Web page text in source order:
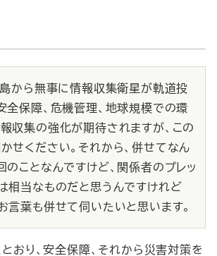
島から無事に情報収集衛星が軌道投
全保障、危機管理、地球規模での環
収集の強化が期待されますが、この
せください。それから、併せてなん
のことなんですけど、関係者のプレッ
相当なものだと思うんですけれど
言葉も併せて伺いたいと思います。
とおり、安全保障、それから災害対策を